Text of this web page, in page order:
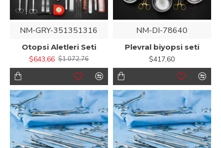
NM-GRY-351351316
Otopsi Aletleri Seti
$643,66 $1.072,76
NM-DI-78640
Plevral biyopsi seti
$417,60